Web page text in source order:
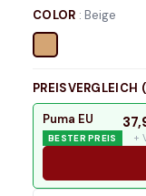
COLOR : Beige
PREISVERGLEICH (
Puma EU
BESTER PREIS +